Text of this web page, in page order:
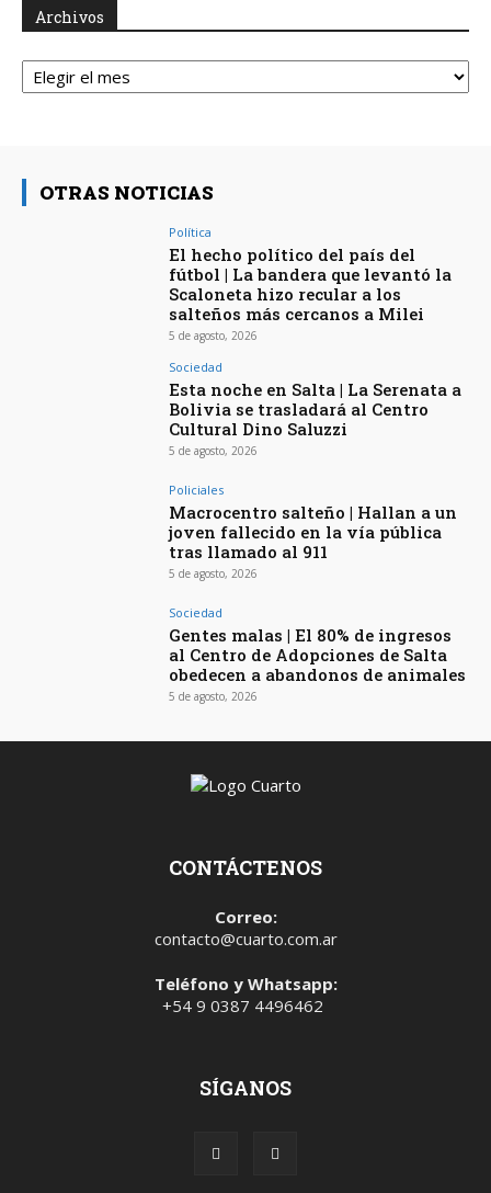
Archivos
Archivos
OTRAS NOTICIAS
Política
El hecho político del país del
fútbol | La bandera que levantó la
Scaloneta hizo recular a los
salteños más cercanos a Milei
5 de agosto, 2026
Sociedad
Esta noche en Salta | La Serenata a
Bolivia se trasladará al Centro
Cultural Dino Saluzzi
5 de agosto, 2026
Policiales
Macrocentro salteño | Hallan a un
joven fallecido en la vía pública
tras llamado al 911
5 de agosto, 2026
Sociedad
Gentes malas | El 80% de ingresos
al Centro de Adopciones de Salta
obedecen a abandonos de animales
5 de agosto, 2026
CONTÁCTENOS
Correo:
contacto@cuarto.com.ar
Teléfono y Whatsapp:
+54 9 0387 4496462
SÍGANOS